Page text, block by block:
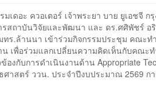
เดอะ ควอเตอร์ เจ้าพระยา บาย ยูเอชจี ก
สถาบันวิจัยและพัฒนา และ ดร.ศศิพัชร์ อริ
ร.ล้านนา เข้าร่วมกิจกรรมประชุม คณะท
เพื่อร่วมแลกเปลี่ยนความคิดเห็นกับคณะท
งกับการดำเนินงานด้าน Appropriate
าสตร์ ววน. ประจำปีงบประมาณ 2569 ก